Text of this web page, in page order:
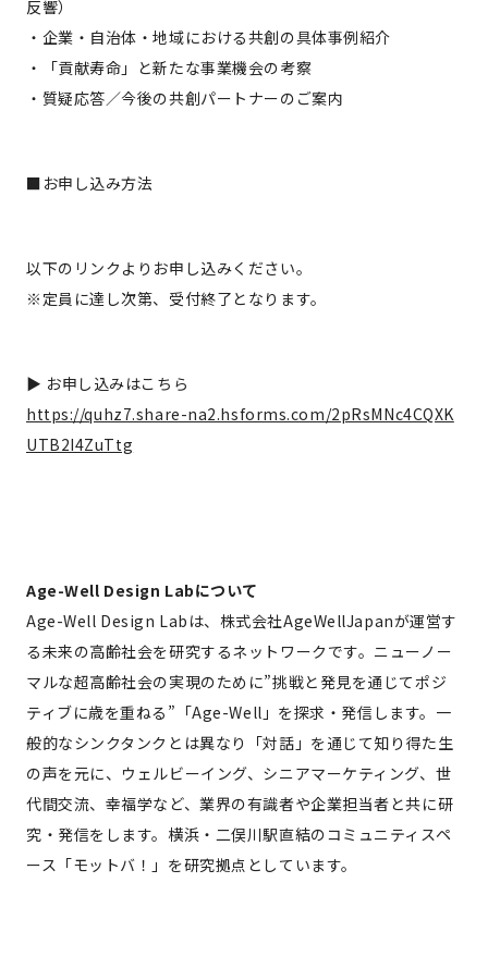
反響）
・企業・自治体・地域における共創の具体事例紹介
・「貢献寿命」と新たな事業機会の考察
・質疑応答／今後の共創パートナーのご案内
■お申し込み方法
以下のリンクよりお申し込みください。
※定員に達し次第、受付終了となります。
▶ お申し込みはこちら
https://quhz7.share-na2.hsforms.com/2pRsMNc4CQXK
UTB2I4ZuTtg
Age-Well Design Labについて
Age-Well Design Labは、株式会社AgeWellJapanが運営す
る未来の高齢社会を研究するネットワークです。ニューノー
マルな超高齢社会の実現のために”挑戦と発見を通じてポジ
ティブに歳を重ねる”「Age-Well」を探求・発信します。一
般的なシンクタンクとは異なり「対話」を通じて知り得た生
の声を元に、ウェルビーイング、シニアマーケティング、世
代間交流、幸福学など、業界の有識者や企業担当者と共に研
究・発信をします。横浜・二俣川駅直結のコミュニティスペ
ース「モットバ！」を研究拠点としています。